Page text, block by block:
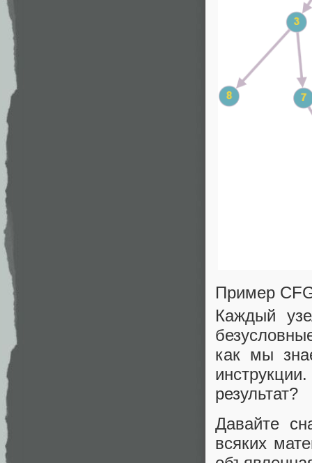
Пример
Каждый
как мы
результат?
Давайте
всяких